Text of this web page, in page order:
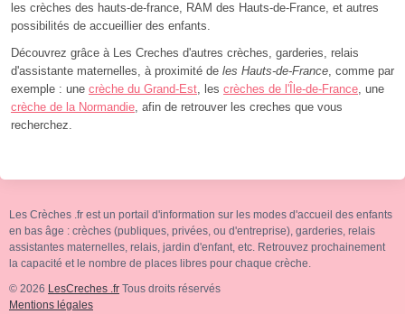
les crèches des hauts-de-france, RAM des Hauts-de-France, et autres
possibilités de accueillier des enfants.
Découvrez grâce à Les Creches d'autres crèches, garderies, relais
d'assistante maternelles, à proximité de les Hauts-de-France, comme par
exemple : une crèche du Grand-Est, les crèches de l'Île-de-France, une
crèche de la Normandie, afin de retrouver les creches que vous
recherchez.
Les Crèches .fr est un portail d'information sur les modes d'accueil des enfants
en bas âge : crèches (publiques, privées, ou d'entreprise), garderies, relais
assistantes maternelles, relais, jardin d'enfant, etc. Retrouvez prochainement
la capacité et le nombre de places libres pour chaque crèche.
© 2026 LesCreches .fr Tous droits réservés
Mentions légales